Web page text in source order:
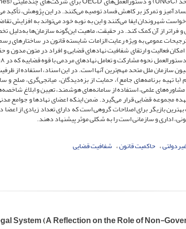
فسادآمیز و تمرکز بر کاهش فساد توصیه می‌کنند. در این پژوهش،
شهروندان ایفا می‌کنند و این به نوبه خود می‌تواند به افزایش
فراتر از آن کمک کند. در حقیقت، ‌‌ماهیت این‌گونه سازمان‌ها به‌دلیل
عمومی به ویژه رعایت الزامات شایسته قانون در ساختارهای
فعالیت و ارتقای شفافیت نهادهای قضایی و افراد در متون مدون
سازمان ملل متحد مهم‌ترین آنها است. در این اسناد، ‌‌استفاده از
تهیه برنامه‌های جامع)، ‌‌حمایت از بزه‌دیدگان، ‌‌میانجی‌گری، ‌‌صلح و
علمی، ‌‌استفاده از سامانه‌های هوشمند، ‌‌تعیین و ابلاغ
مجموعه قضایی قرار می‌گیرد. ضمن اینکه اعضای نهادها و جوامع
بازیگر برای اصلاحات گروهی است که دارای تعداد زیادی از اعضا
‌‌اداری و سازمانی است را به شکلی موثر پیشنهاد دهند.
‌‌حاکمیت قانون ‌‌شفافیت قضایی
System (A Reflection on the Role of Non-